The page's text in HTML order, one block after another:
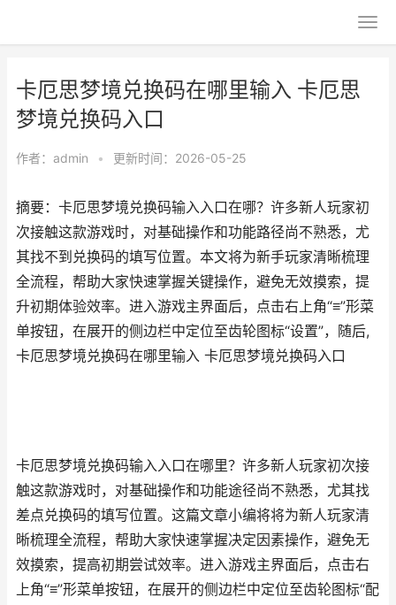
卡厄思梦境兑换码在哪里输入 卡厄思
梦境兑换码入口
作者： admin • 更新时间：2026-05-25
摘要：卡厄思梦境兑换码输入入口在哪？许多新人玩家初
次接触这款游戏时，对基础操作和功能路径尚不熟悉，尤
其找不到兑换码的填写位置。本文将为新手玩家清晰梳理
全流程，帮助大家快速掌握关键操作，避免无效摸索，提
升初期体验效率。进入游戏主界面后，点击右上角“≡”形菜
单按钮，在展开的侧边栏中定位至齿轮图标“设置”，随后,
卡厄思梦境兑换码在哪里输入 卡厄思梦境兑换码入口
卡厄思梦境兑换码输入入口在哪里？许多新人玩家初次接
触这款游戏时，对基础操作和功能途径尚不熟悉，尤其找
差点兑换码的填写位置。这篇文章小编将将为新人玩家清
晰梳理全流程，帮助大家快速掌握决定因素操作，避免无
效摸索，提高初期尝试效率。进入游戏主界面后，点击右
上角“≡”形菜单按钮，在展开的侧边栏中定位至齿轮图标“配